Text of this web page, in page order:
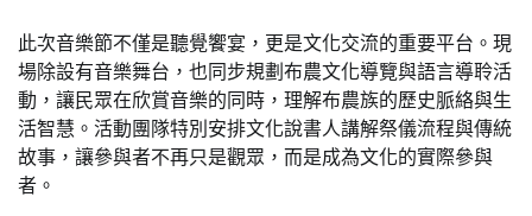
此次音樂節不僅是聽覺饗宴，更是文化交流的重要平台。現
場除設有音樂舞台，也同步規劃布農文化導覽與語言導聆活
動，讓民眾在欣賞音樂的同時，理解布農族的歷史脈絡與生
活智慧。活動團隊特別安排文化說書人講解祭儀流程與傳統
故事，讓參與者不再只是觀眾，而是成為文化的實際參與
者。